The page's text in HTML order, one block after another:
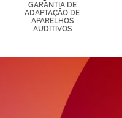
GARANTIA DE
ADAPTAÇÃO DE
APARELHOS
AUDITIVOS